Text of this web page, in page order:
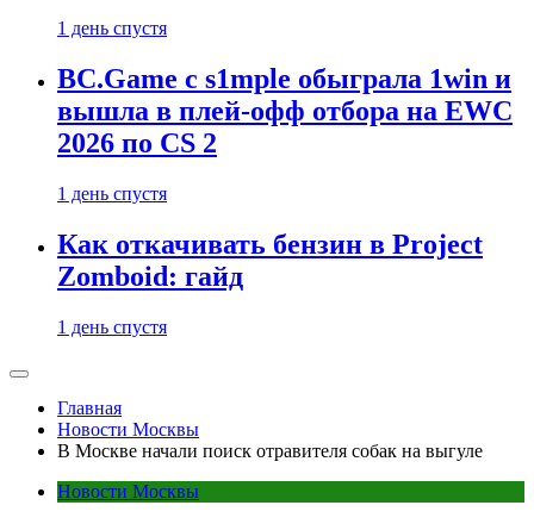
1 день спустя
BC.Game с s1mple обыграла 1win и
вышла в плей-офф отбора на EWC
2026 по CS 2
1 день спустя
Как откачивать бензин в Project
Zomboid: гайд
1 день спустя
Главная
Новости Москвы
В Москве начали поиск отравителя собак на выгуле
Новости Москвы